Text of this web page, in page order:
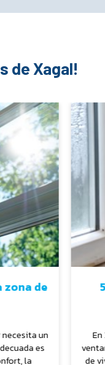
de Xagal!
zona de
necesita un
es
la
de